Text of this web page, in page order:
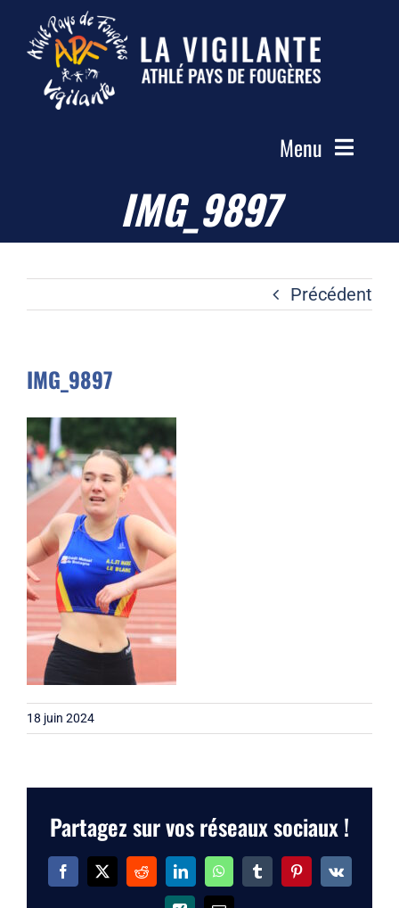
Passer
contenu
Menu
Photos
Contact
IMG_9897
Précédent
IMG_9897
18 juin 2024
Partagez sur vos réseaux sociaux !
Facebook
X RedditLinkedInWhatsAppTumblrPinterest
Vk